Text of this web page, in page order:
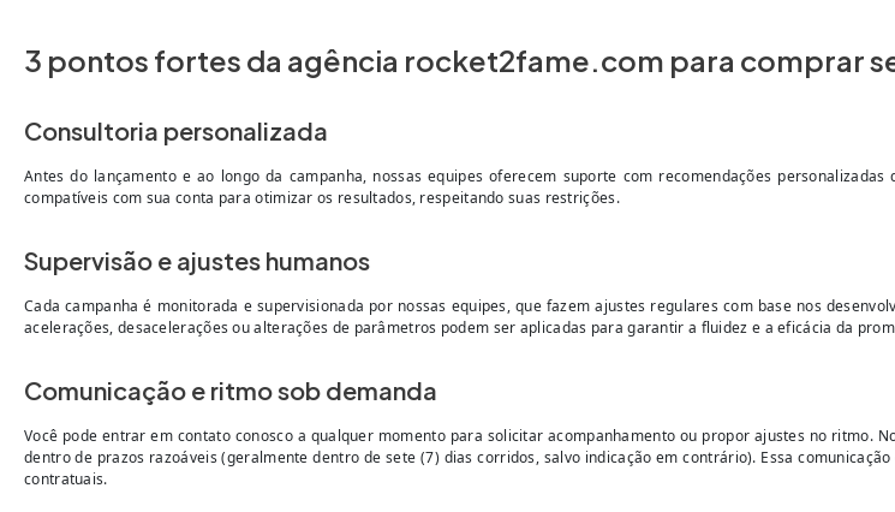
3 pontos fortes da agência rocket2fame.com para comprar
Consultoria personalizada
Antes do lançamento e ao longo da campanha, nossas equipes oferecem suporte com recomendações
compatíveis com sua conta para otimizar os resultados, respeitando suas restrições.
Supervisão e ajustes humanos
Cada campanha é monitorada e supervisionada por nossas equipes, que fazem ajustes regulares com base nos
acelerações, desacelerações ou alterações de parâmetros podem ser aplicadas para garantir a fluidez e a eficácia da
Comunicação e ritmo sob demanda
Você pode entrar em contato conosco a qualquer momento para solicitar acompanhamento ou propor ajustes no ritmo.
dentro de prazos razoáveis (geralmente dentro de sete (7) dias corridos, salvo indicação em contrário). Essa
contratuais.